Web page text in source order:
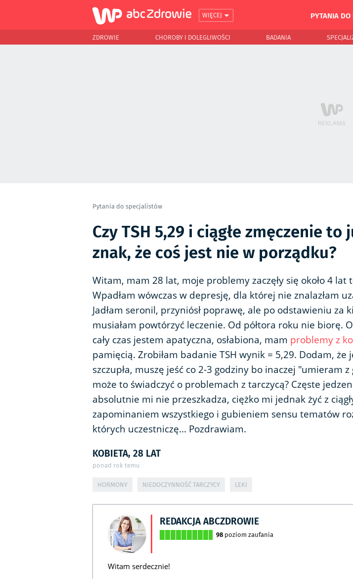
WIĘCEJ PYTANIA
ZDROWIE CHOROBY I DOLEGLIWOŚCI BADANIA
Pytania do specjalistów
Czy TSH 5,29 i ciągłe zmęczenie to
znak, że coś jest nie w porządku?
Witam, mam 28 lat, moje problemy zaczęły się około 4 lat
Wpadłam wówczas w depresję, dla której nie znalazłam
Jadłam seronil, przyniósł poprawę, ale po odstawieniu za
musiałam powtórzyć leczenie. Od półtora roku nie biorę.
cały czas jestem apatyczna, osłabiona, mam problemy z
pamięcią. Zrobiłam badanie TSH wynik = 5,29. Dodam, że
szczupła, muszę jeść co 2-3 godziny bo inaczej "umieram z
może to świadczyć o problemach z tarczycą? Częste
absolutnie mi nie przeszkadza, ciężko mi jednak żyć z
zapominaniem wszystkiego i gubieniem sensu tematów
których uczestniczę... Pozdrawiam.
KOBIETA, 28 LAT
ponad rok temu
HORMONY NIEDOCZYNNOŚĆ TARCZYCY LEKI
REDAKCJA ABCZDROWIE
98 poziom zaufania
Witam serdecznie!